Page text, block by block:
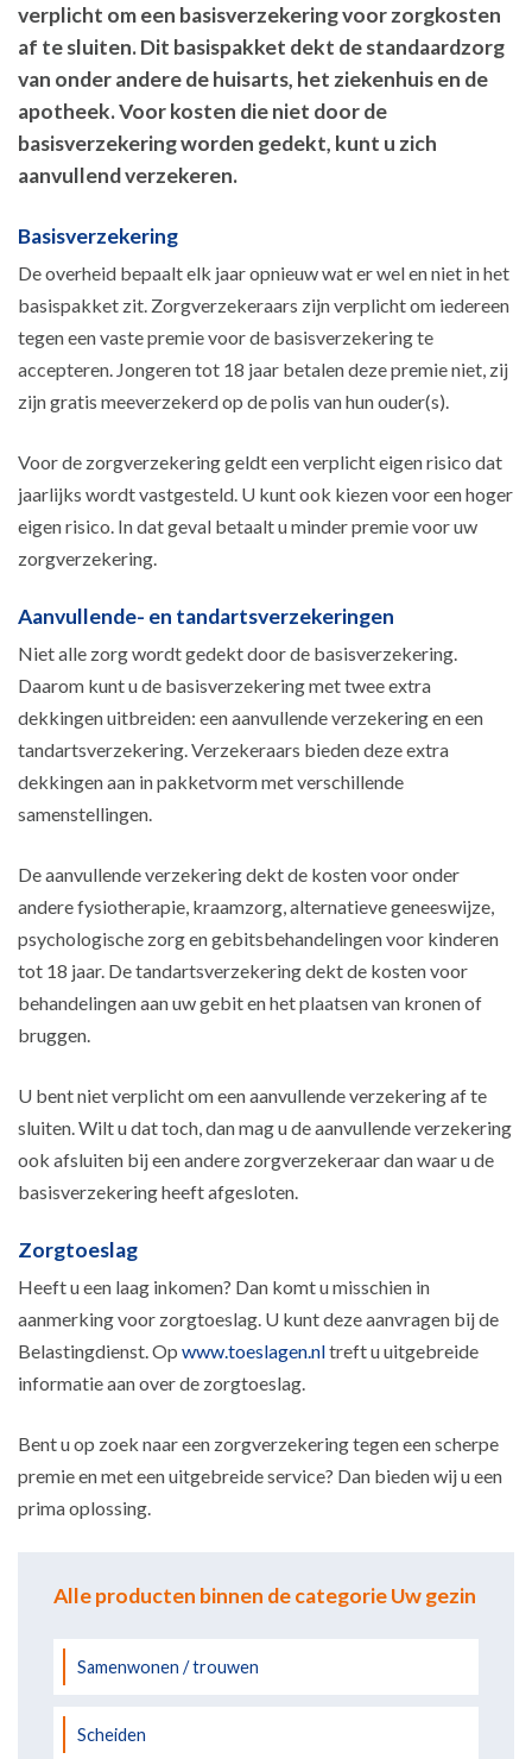
verplicht om een basisverzekering voor zorgkosten
af te sluiten. Dit basispakket dekt de standaardzorg
van onder andere de huisarts, het ziekenhuis en de
apotheek. Voor kosten die niet door de
basisverzekering worden gedekt, kunt u zich
aanvullend verzekeren.
Basisverzekering
De overheid bepaalt elk jaar opnieuw wat er wel en niet in het
basispakket zit. Zorgverzekeraars zijn verplicht om iedereen
tegen een vaste premie voor de basisverzekering te
accepteren. Jongeren tot 18 jaar betalen deze premie niet, zij
zijn gratis meeverzekerd op de polis van hun ouder(s).
Voor de zorgverzekering geldt een verplicht eigen risico dat
jaarlijks wordt vastgesteld. U kunt ook kiezen voor een hoger
eigen risico. In dat geval betaalt u minder premie voor uw
zorgverzekering.
Aanvullende- en tandartsverzekeringen
Niet alle zorg wordt gedekt door de basisverzekering.
Daarom kunt u de basisverzekering met twee extra
dekkingen uitbreiden: een aanvullende verzekering en een
tandartsverzekering. Verzekeraars bieden deze extra
dekkingen aan in pakketvorm met verschillende
samenstellingen.
De aanvullende verzekering dekt de kosten voor onder
andere fysiotherapie, kraamzorg, alternatieve geneeswijze,
psychologische zorg en gebitsbehandelingen voor kinderen
tot 18 jaar. De tandartsverzekering dekt de kosten voor
behandelingen aan uw gebit en het plaatsen van kronen of
bruggen.
U bent niet verplicht om een aanvullende verzekering af te
sluiten. Wilt u dat toch, dan mag u de aanvullende verzekering
ook afsluiten bij een andere zorgverzekeraar dan waar u de
basisverzekering heeft afgesloten.
Zorgtoeslag
Heeft u een laag inkomen? Dan komt u misschien in
aanmerking voor zorgtoeslag. U kunt deze aanvragen bij de
Belastingdienst. Op www.toeslagen.nltreft u uitgebreide
informatie aan over de zorgtoeslag.
Bent u op zoek naar een zorgverzekering tegen een scherpe
premie en met een uitgebreide service? Dan bieden wij u een
prima oplossing.
Alle producten binnen de categorie Uw gezin
Samenwonen / trouwen
Scheiden